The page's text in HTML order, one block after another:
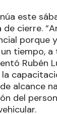
este
cierre.
porque
tiempo, a
Rubén
alcance
del